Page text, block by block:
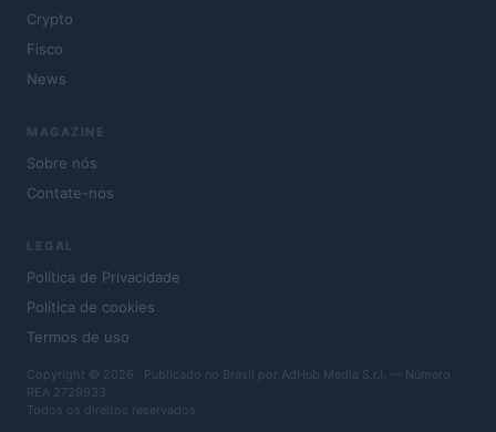
Crypto
Fisco
News
MAGAZINE
Sobre nós
Contate-nos
LEGAL
Política de Privacidade
Política de cookies
Termos de uso
Copyright © 2026 · Publicado no Brasil por AdHub Media S.r.l. — Número
REA 2729933
Todos os direitos reservados